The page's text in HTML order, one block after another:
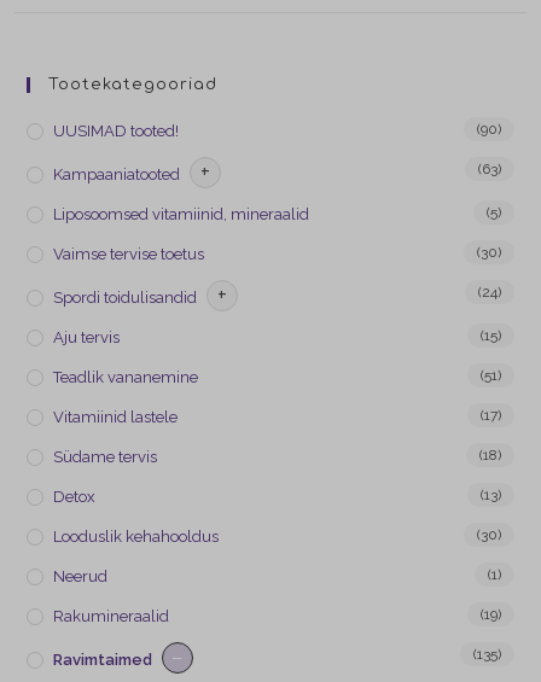
Tootekategooriad
UUSIMAD tooted! (90)
Kampaaniatooted + (63)
Liposoomsed vitamiinid, mineraalid (5)
Vaimse tervise toetus (30)
Spordi toidulisandid + (24)
Aju tervis (15)
Teadlik vananemine (51)
Vitamiinid lastele (17)
Südame tervis (18)
Detox (13)
Looduslik kehahooldus (30)
Neerud (1)
Rakumineraalid (19)
Ravimtaimed − (135)